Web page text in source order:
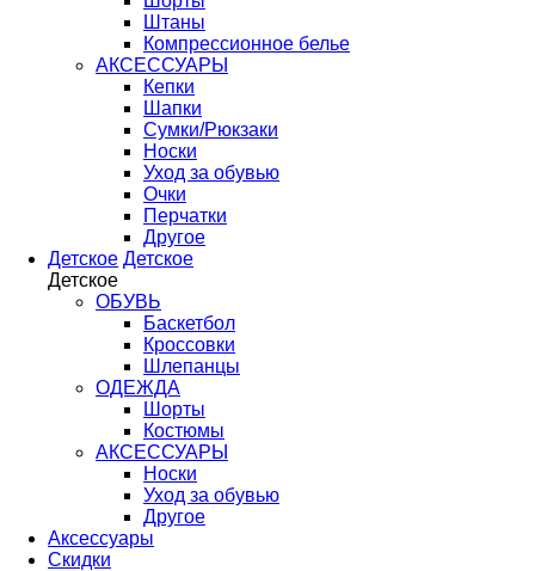
Штаны
Компрессионное белье
АКСЕССУАРЫ
Кепки
Шапки
Сумки/Рюкзаки
Носки
Уход за обувью
Очки
Перчатки
Другое
Детское Детское
Детское
ОБУВЬ
Баскетбол
Кроссовки
Шлепанцы
ОДЕЖДА
Шорты
Костюмы
АКСЕССУАРЫ
Носки
Уход за обувью
Другое
Аксессуары
Скидки